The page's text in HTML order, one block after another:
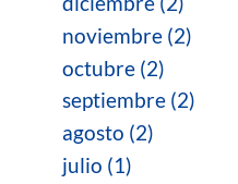
noviembre (2)
octubre (2)
septiembre (2)
agosto (2)
julio (1)